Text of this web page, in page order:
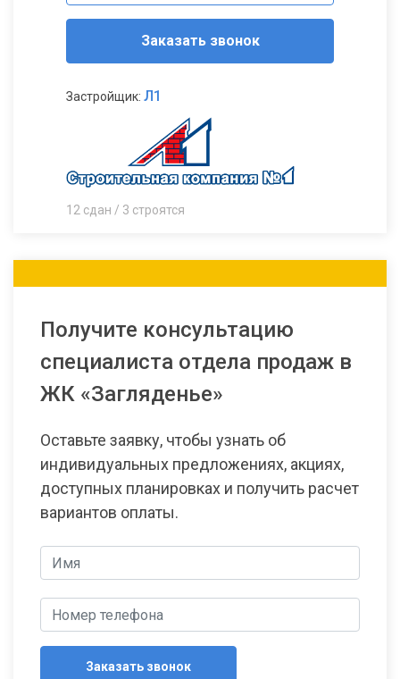
Заказать звонок
Застройщик: Л1
12 сдан / 3 строятся
Получите консультацию
специалиста отдела продаж в
ЖК «Загляденье»
Оставьте заявку, чтобы узнать об
индивидуальных предложениях, акциях,
доступных планировках и получить расчет
вариантов оплаты.
Заказать звонок